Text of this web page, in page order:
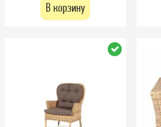
В корзину